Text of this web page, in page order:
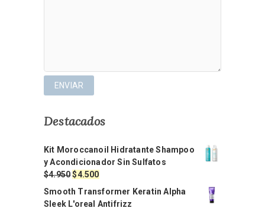
Destacados
Kit Moroccanoil Hidratante Shampoo
y Acondicionador Sin Sulfatos
$4.950El
precio
original
$4.500El
precio
actual
Smooth Transformer Keratin Alpha
Sleek L'oreal Antifrizz